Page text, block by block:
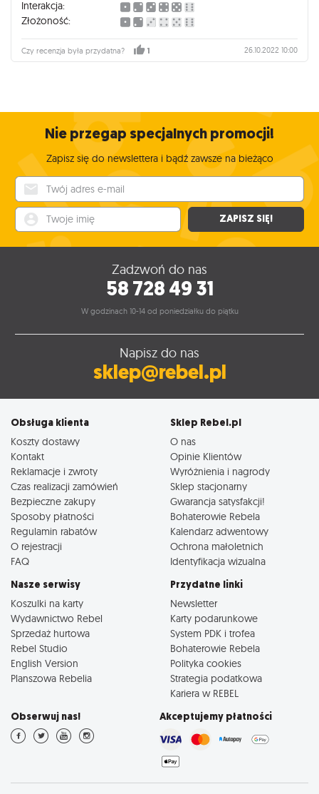
Interakcja:
Złożoność:
Czy recenzja była przydatna? 1 26.10.2022 10:00
Nie przegap specjalnych promocji!
Zapisz się do newslettera i bądź zawsze na bieżąco
ZAPISZ SIĘ!
Zadzwoń do nas
58 728 49 31
W godzinach 10-14 od poniedziałku do piątku
Napisz do nas
sklep@rebel.pl
Obsługa klienta
Koszty dostawy
Kontakt
Reklamacje i zwroty
Czas realizacji zamówień
Bezpieczne zakupy
Sposoby płatności
Regulamin rabatów
O rejestracji
FAQ
Sklep Rebel.pl
O nas
Opinie Klientów
Wyróżnienia i nagrody
Sklep stacjonarny
Gwarancja satysfakcji!
Bohaterowie Rebela
Kalendarz adwentowy
Ochrona małoletnich
Identyfikacja wizualna
Nasze serwisy
Koszulki na karty
Wydawnictwo Rebel
Sprzedaż hurtowa
Rebel Studio
English Version
Planszowa Rebelia
Przydatne linki
Newsletter
Karty podarunkowe
System PDK i trofea
Bohaterowie Rebela
Polityka cookies
Strategia podatkowa
Kariera w REBEL
Obserwuj nas! Akceptujemy płatności